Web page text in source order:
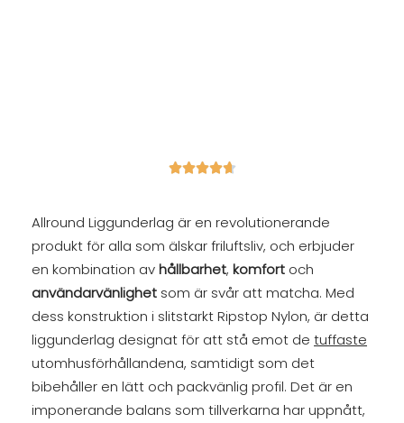

Allround Liggunderlag är en revolutionerande
produkt för alla som älskar friluftsliv, och erbjuder
en kombination avhållbarhet, komfort och
användarvänlighet som är svår att matcha. Med
dess konstruktion i slitstarkt Ripstop Nylon, är detta
liggunderlag designat för att stå emot de tuffaste
utomhusförhållandena, samtidigt som det
bibehåller en lätt och packvänlig profil. Det är en
imponerande balans som tillverkarna har uppnått,